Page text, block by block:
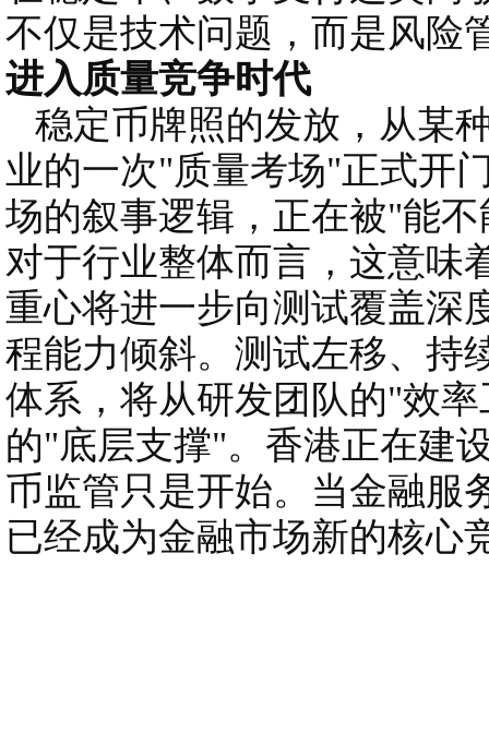
不仅是技术问题，而是风险
进入质量竞争时代
稳定币牌照的发放，从某
业的一次"质量考场"正式开
场的叙事逻辑，正在被"能
对于行业整体而言，这意味
重心将进一步向测试覆盖深
程能力倾斜。测试左移、持
体系，将从研发团队的"效
的"底层支撑"。香港正在建
币监管只是开始。当金融服
已经成为金融市场新的核心